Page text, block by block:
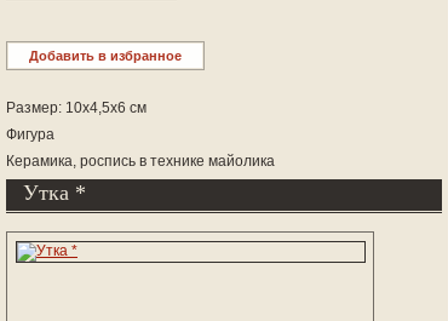
Добавить в избранное
Размер: 10х4,5х6 см
Фигура
Керамика, роспись в технике майолика
Утка *